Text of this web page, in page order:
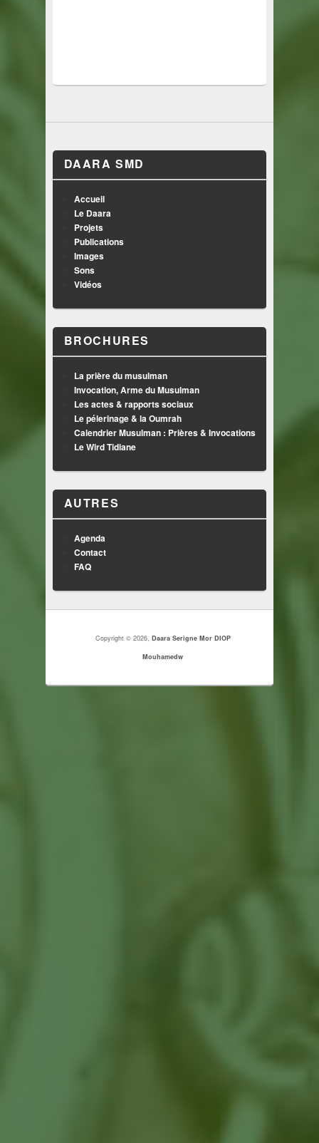
DAARA SMD
Accueil
Le Daara
Projets
Publications
Images
Sons
Vidéos
BROCHURES
La prière du musulman
Invocation, Arme du Musulman
Les actes & rapports sociaux
Le pélerinage & la Oumrah
Calendrier Musulman : Prières & Invocations
Le Wird Tidiane
AUTRES
Agenda
Contact
FAQ
Copyright © 2026, Daara Serigne Mor DIOP
Mouhamedw